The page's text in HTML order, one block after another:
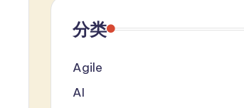
分类
Agile
AI